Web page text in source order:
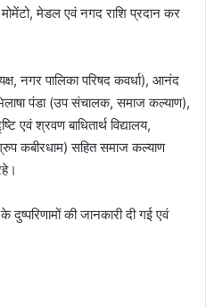
मेडल एवं नगद राशि प्रदान कर
नगर पालिका परिषद कवर्धा), आनंद
पंडा (उप संचालक, समाज कल्याण),
एवं श्रवण बाधितार्थ विद्यालय,
कबीरधाम) सहित समाज कल्याण
की जानकारी दी गई एवं